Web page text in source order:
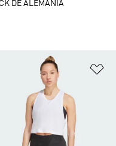
a la lista de deseos
DE ALEMANIA